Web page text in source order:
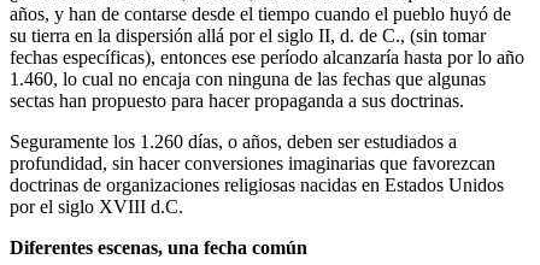
años, y han de contarse desde el tiempo cuando el pueblo huyó de
su tierra en la dispersión allá por el siglo II, d. de C., (sin tomar
fechas específicas), entonces ese período alcanzaría hasta por lo año
1.460, lo cual no encaja con ninguna de las fechas que algunas
sectas han propuesto para hacer propaganda a sus doctrinas.
Seguramente los 1.260 días, o años, deben ser estudiados a
profundidad, sin hacer conversiones imaginarias que favorezcan
doctrinas de organizaciones religiosas nacidas en Estados Unidos
por el siglo XVIII d.C.
Diferentes escenas, una fecha común